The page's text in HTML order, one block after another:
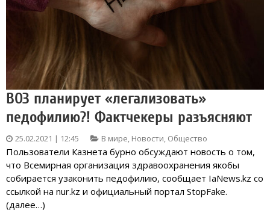
ВОЗ планирует «легализовать»
педофилию?! Фактчекеры разъясняют
25.02.2021 | 12:45 В мире, Новости, Общество
Пользователи Казнета бурно обсуждают новость о том,
что Всемирная организация здравоохранения якобы
собирается узаконить педофилию, сообщает IaNews.kz со
ссылкой на nur.kz и официальный портал StopFake.
(далее…)